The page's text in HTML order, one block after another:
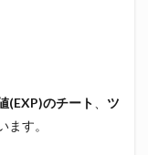
(EXP)のチート
ツ
す。